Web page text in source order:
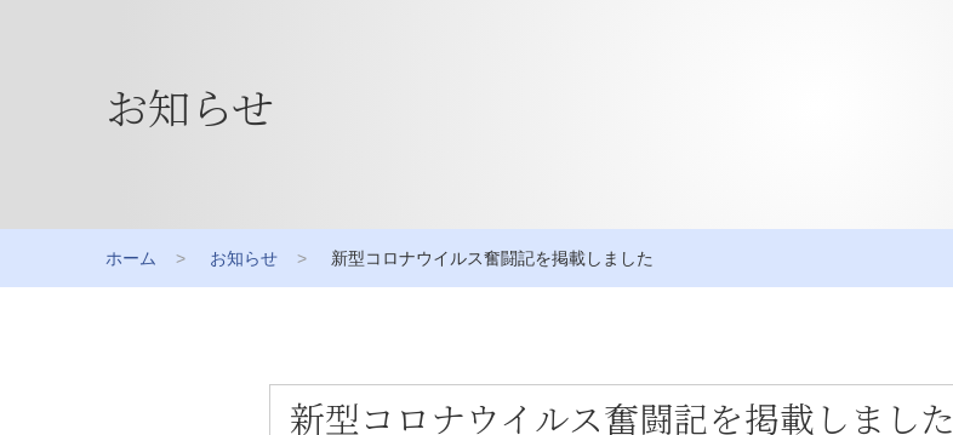
お知らせ
ホーム お知らせ 新型コロナウイルス奮闘記を掲載しました
新型コロナウイルス奮闘記を掲載しました